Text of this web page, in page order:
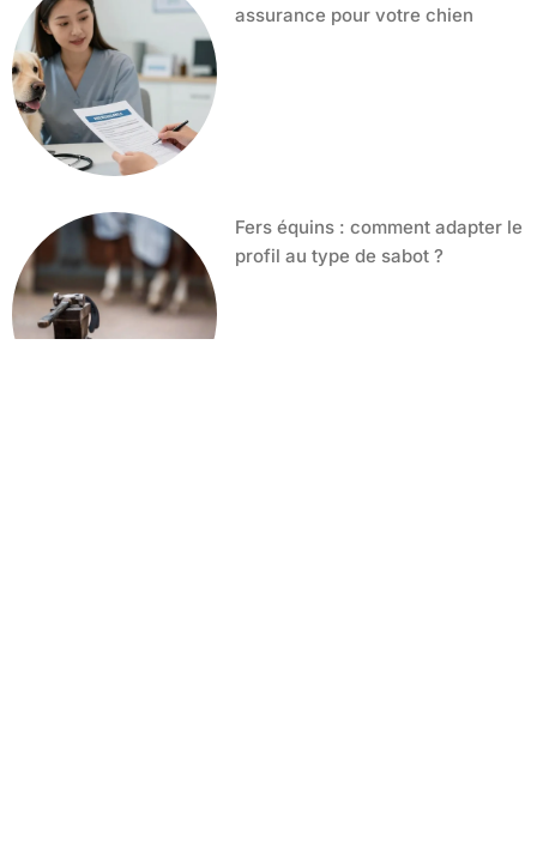
assurance pour votre chien
Fers équins : comment adapter le
profil au type de sabot ?